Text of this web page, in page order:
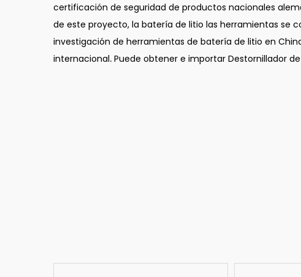
certificación de seguridad de productos nacionales
de este proyecto, la batería de litio las herramientas se
investigación de herramientas de batería de litio en
internacional. Puede obtener e importar Destornillador